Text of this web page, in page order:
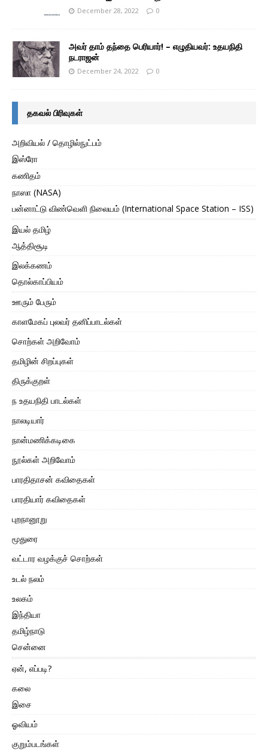
December 28, 2022 0
அவர் தாம் தந்தை பெரியார்! – எழுதியவர்: உதயநிதி
நடராஜன்
December 24, 2022 0
தகவல் பிரிவுகள்
அறிவியல் / தொழில்நுட்பம்
இஸ்ரோ
கணிதம்
நாஸா (NASA)
பன்னாட்டு விண்வெளி நிலையம் (International Space Station – ISS)
இயல் தமிழ்
ஆத்திசூடி
இலக்கணம்
தொல்காப்பியம்
ஊரும் பேரும்
காளமேகப் புலவர் தனிப்பாடல்கள்
சொற்கள் அறிவோம்
தமிழின் சிறப்புகள்
திருக்குறள்
ந உதயநிதி பாடல்கள்
நாலடியார்
நான்மணிக்கடிகை
நூல்கள் அறிவோம்
பாரதிதாசன் கவிதைகள்
பாரதியார் கவிதைகள்
புறநானூறு
மூதுரை
வட்டார வழக்குச் சொற்கள்
உடல் நலம்
உலகம்
இந்தியா
தமிழ்நாடு
சென்னை
ஏன், எப்படி?
கலை
இசை
ஓவியம்
குறும்படங்கள்